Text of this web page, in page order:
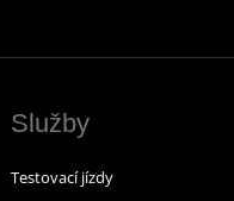
Služby
Testovací jízdy